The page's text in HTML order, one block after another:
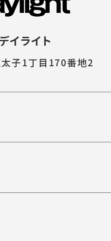
イライト
子1丁目170番地2